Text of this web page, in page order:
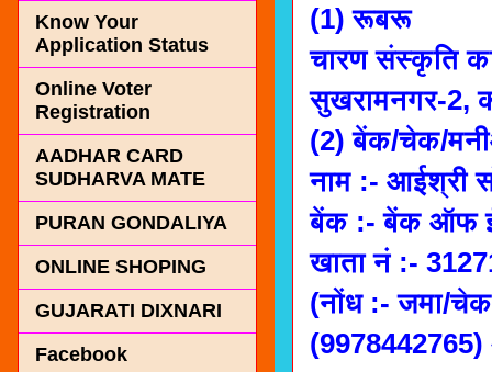
(1) रूबरू
चारण संस्कृति
सुखरामनगर-2,
(2) बेंक/चेक/
नाम :- आईश्री
बेंक :- बेंक ऑफ
खाता नं :-
(नोंध :- जमा/
(9978442765)
Know Your
Application Status
Online Voter
Registration
AADHAR CARD
SUDHARVA MATE
PURAN GONDALIYA
ONLINE SHOPING
GUJARATI DIXNARI
Facebook